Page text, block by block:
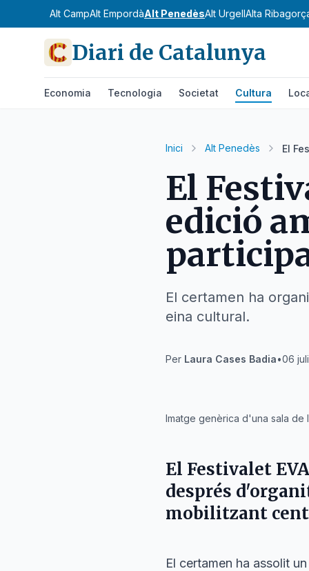
Alt CampAlt EmpordàAlt PenedèsAlt UrgellAlta
Diari de Catalunya
Economia Tecnologia Societat Cultura
Inici Alt Penedès El
El
edició
El certamen ha
eina cultural.
Per Laura Cases Badia•06
Imatge genèrica d'una sala de
El Festivalet
després
mobilitzant
El certamen ha assolit